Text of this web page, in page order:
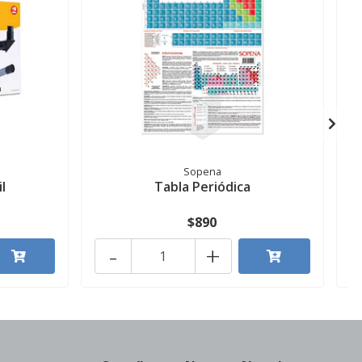
Sopena
Tabla Periódica
$890
+
-